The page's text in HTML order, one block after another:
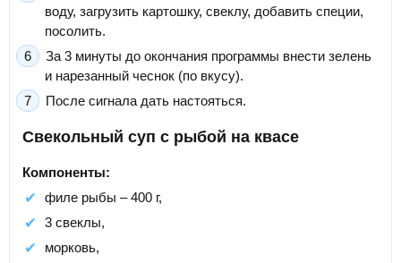
воду, загрузить картошку, свеклу, добавить специи,
посолить.
За 3 минуты до окончания программы внести зелень
и нарезанный чеснок (по вкусу).
После сигнала дать настояться.
Свекольный суп с рыбой на квасе
Компоненты:
филе рыбы – 400 г,
3 свеклы,
морковь,